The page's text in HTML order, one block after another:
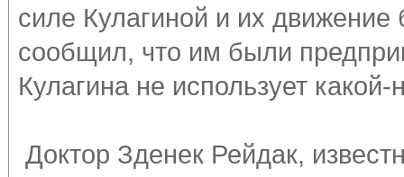
силе Кулагиной и их
сообщил, что им были
Кулагина не использует
Доктор Зденек Рейдак,